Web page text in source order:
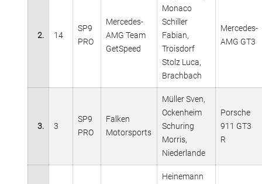
2. 14
SP9
PRO
Mercedes-
AMG Team
GetSpeed
Monaco
Schiller
Fabian,
Troisdorf
Stolz Luca,
Brachbach
Mercedes-
AMG GT3
3. 3
SP9
PRO
Falken
Motorsports
Müller Sven,
Ockenheim
Schuring
Morris,
Niederlande
Porsche
911 GT3
R
Heinemann